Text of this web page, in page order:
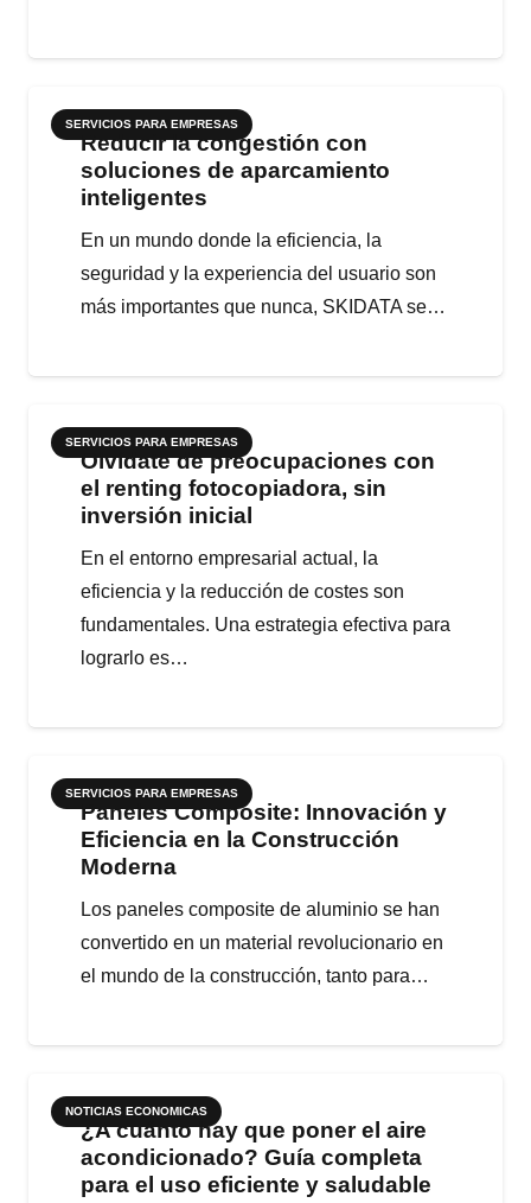
SERVICIOS PARA EMPRESAS
Reducir la congestión con
soluciones de aparcamiento
inteligentes
En un mundo donde la eficiencia, la
seguridad y la experiencia del usuario son
más importantes que nunca, SKIDATA se…
SERVICIOS PARA EMPRESAS
Olvídate de preocupaciones con
el renting fotocopiadora, sin
inversión inicial
En el entorno empresarial actual, la
eficiencia y la reducción de costes son
fundamentales. Una estrategia efectiva para
lograrlo es…
SERVICIOS PARA EMPRESAS
Paneles Composite: Innovación y
Eficiencia en la Construcción
Moderna
Los paneles composite de aluminio se han
convertido en un material revolucionario en
el mundo de la construcción, tanto para…
NOTICIAS ECONOMICAS
¿A cuánto hay que poner el aire
acondicionado? Guía completa
para el uso eficiente y saludable